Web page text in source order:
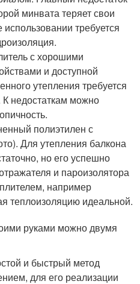
минвата теряет свои
требуется
с хорошими
и доступной
утепления требуется
недостаткам можно
полиэтилен с
Для утепления балкона
но его успешно
и пароизолятора
например
теплоизоляцию идеальной.
руками можно двумя
и быстрый метод
для его реализации